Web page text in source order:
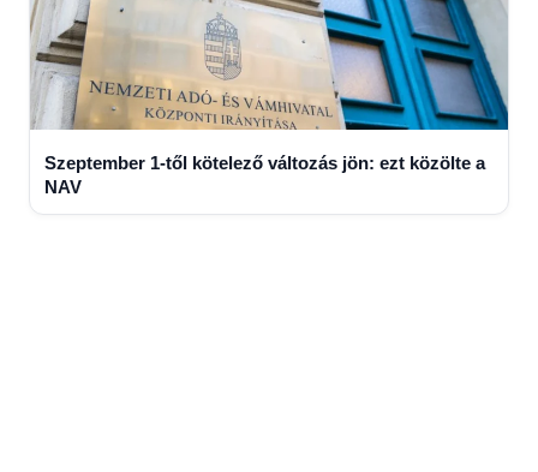
Szeptember 1-től kötelező változás jön: ezt közölte a
NAV